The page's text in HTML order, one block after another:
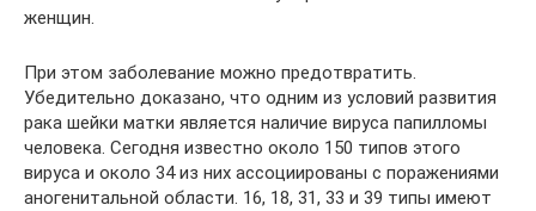
женщин.
При этом заболевание можно предотвратить.
Убедительно доказано, что одним из условий развития
рака шейки матки является наличие вируса папилломы
человека. Сегодня известно около 150 типов этого
вируса и около 34 из них ассоциированы с поражениями
аногенитальной области. 16, 18, 31, 33 и 39 типы имеют